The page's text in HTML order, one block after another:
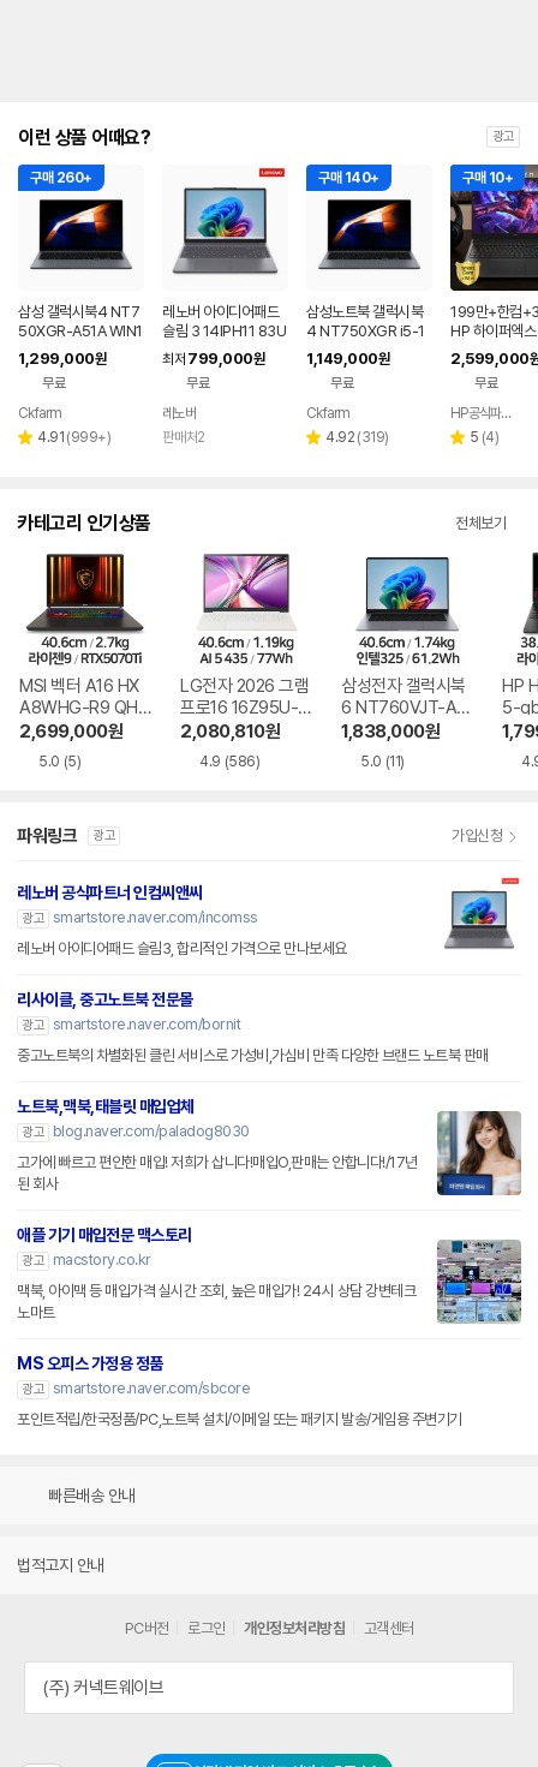
이런 상품 어때요? 광고
구매 260+
삼성 갤럭시북4 NT7
50XGR-A51A WIN1
1 FPP(버젼UP설치)
업무용 학생용 사무용
노트북 문스톤그레이
1,299,000원
무료
페이
Ckfarm
별 4.91 리
(999+)
레노버 아이디어패드
슬림 3 14IPH11 83U
Q005LKR 8GB
최저 799,000원
무료
레노버
판매처2
구매 140+
삼성노트북 갤럭시북
4 NT750XGR i5-1
3세대 16G 256G 사
무용 업무용 학생용 가
성비 노트북
1,149,000원
무료
페이
Ckfarm
별 4.92 리
(319)
구매 10+
199만+한컴
HP 하이퍼엑스
6 AI7 450
0 게이밍 노트
2,599,000
무료
HP공식파트너 이텍컴퓨터
별 5 리
(4)
카테고리 인기상품 전체보기
MSI 벡터 A16 HX
A8WHG-R9 QHD
+
2,699,000원
5.0 (5)
LG전자 2026 그램
프로16 16Z95U-G
S5WK
2,080,810원
4.9 (586)
삼성전자 갤럭시북
6 NT760VJT-A51
A
1,838,000원
5.0 (11)
HP
5-
파워링크 광고 가입신청
레노버 공식파트너 인컴씨앤씨
광고 smartstore.naver.com/incomss
레노버 아이디어패드 슬림3, 합리적인 가격으로 만나보세요
리사이클, 중고노트북 전문몰
광고 smartstore.naver.com/bornit
중고노트북의 차별화된 클린 서비스로 가성비,가심비 만족 다양한 브랜드 노트북 판매
노트북,맥북,태블릿 매입업체
광고
blog.naver.com/paladog8030
고가에 빠르고 편안한 매입! 저희가 삽니다!매입O,판매는 안합니다!/17년
된 회사
애플 기기 매입전문 맥스토리
광고
macstory.co.kr
맥북, 아이맥 등 매입가격 실시간 조회, 높은 매입가! 24시 상담 강변테크
노마트
MS 오피스 가정용 정품
광고 smartstore.naver.com/sbcore
포인트적립/한국정품/PC,노트북 설치/이메일 또는 패키지 발송/게임용 주변기기
빠른배송 안내
법적고지 안내
PC버전 로그인 개인정보처리방침 고객센터
(주) 커넥트웨이브